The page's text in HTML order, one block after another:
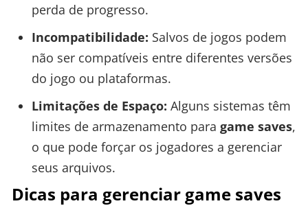
perda de progresso.
Incompatibilidade: Salvos de jogos podem
não ser compatíveis entre diferentes versões
do jogo ou plataformas.
Limitações de Espaço: Alguns sistemas têm
limites de armazenamento para game saves,
o que pode forçar os jogadores a gerenciar
seus arquivos.
Dicas para gerenciar game saves